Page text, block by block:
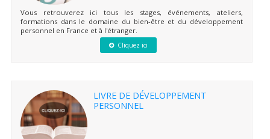
Vous retrouverez ici tous les stages, événements, ateliers,
formations dans le domaine du bien-être et du développement
personnel en France et à l'étranger.
Cliquez ici
LIVRE DE DÉVELOPPEMENT
PERSONNEL